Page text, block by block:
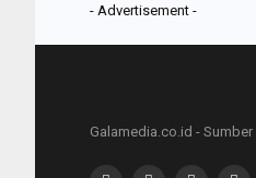
- Advertisement -
Galamedia.co.id -